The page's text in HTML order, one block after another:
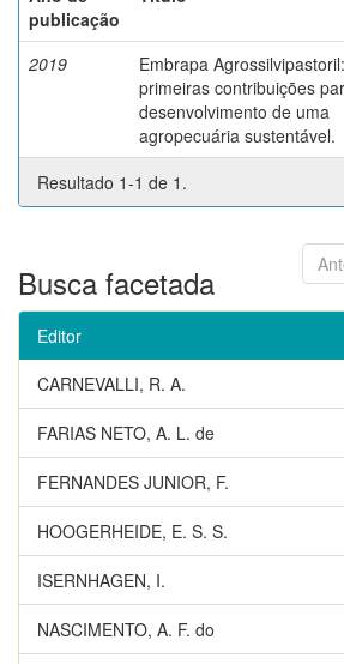
publicação
2019
Embrapa Agrossilvipastoril:
primeiras contribuições
desenvolvimento de uma
agropecuária sustentável.
Resultado 1-1 de 1.
Busca facetada
Editor
CARNEVALLI, R. A.
FARIAS NETO, A. L. de
FERNANDES JUNIOR, F.
HOOGERHEIDE, E. S. S.
ISERNHAGEN, I.
NASCIMENTO, A. F. do